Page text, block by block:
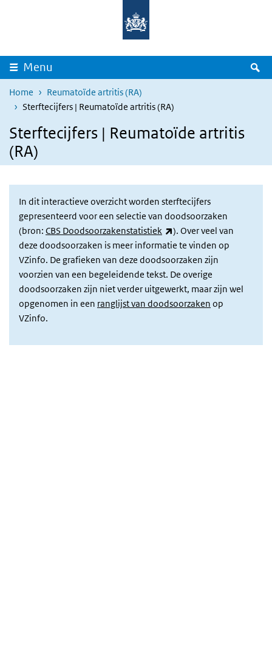
Overslaan en naar de inhoud gaan
Menu
Home
Reumatoïde artritis (RA)
Sterftecijfers | Reumatoïde artritis (RA)
Sterftecijfers | Reumatoïde artritis
(RA)
In dit interactieve overzicht worden sterftecijfers
gepresenteerd voor een selectie van doodsoorzaken
(bron: CBS Doodsoorzakenstatistiek (externe link)
). Over veel van
deze doodsoorzaken is meer informatie te vinden op
VZinfo. De grafieken van deze doodsoorzaken zijn
voorzien van een begeleidende tekst. De overige
doodsoorzaken zijn niet verder uitgewerkt, maar zijn wel
opgenomen in een ranglijst van doodsoorzaken op
VZinfo.